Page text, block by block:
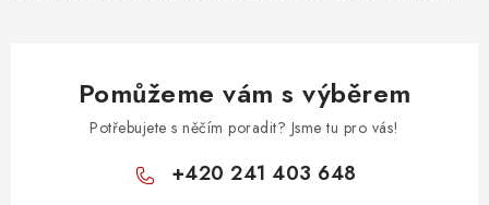
Pomůžeme vám s výběrem
Potřebujete s něčím poradit? Jsme tu pro vás!
+420 241 403 648